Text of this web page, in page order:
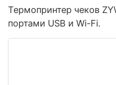
Термопринтер чеков
портами USB и Wi-Fi.